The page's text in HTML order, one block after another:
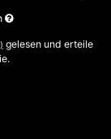
gelesen und erteile